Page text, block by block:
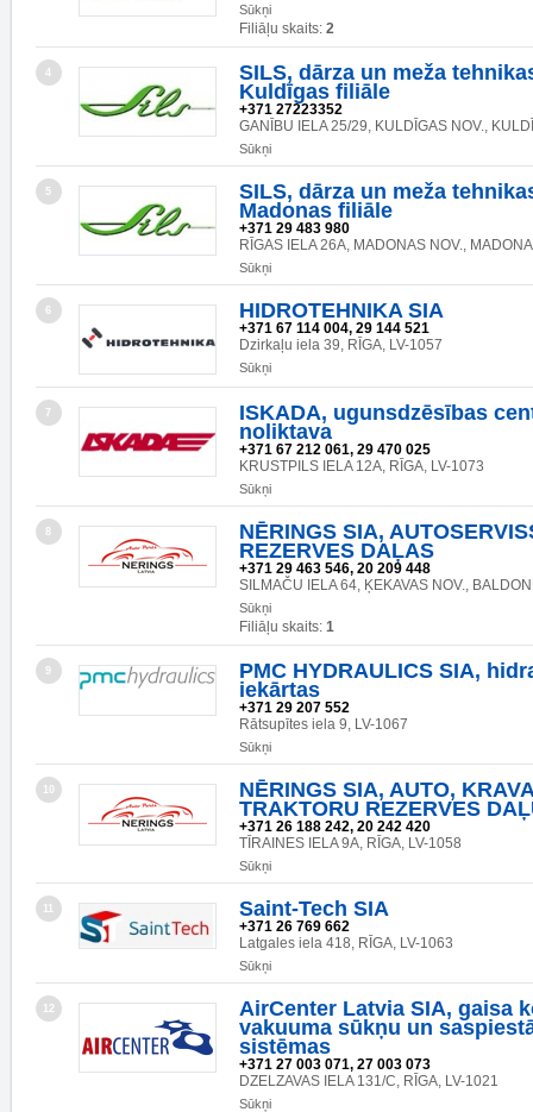
Sūkņi
Filiāļu skaits: 2
4
SILS, dārza un meža
Kuldīgas filiāle
+371 27223352
GANĪBU IELA 25/29, KULDĪGAS NOV.,
Sūkņi
5
SILS, dārza un meža
Madonas filiāle
+371 29 483 980
RĪGAS IELA 26A, MADONAS NOV.,
Sūkņi
6 HIDROTEHNIKA SIA
+371 67 114 004, 29 144 521
Dzirkaļu iela 39, RĪGA, LV-1057
Sūkņi
7
ISKADA, ugunsdzēsības
noliktava
+371 67 212 061, 29 470 025
KRUSTPILS IELA 12A, RĪGA, LV-1073
Sūkņi
8
NĒRINGS SIA,
REZERVES DAĻAS
+371 29 463 546, 20 209 448
SILMAČU IELA 64, ĶEKAVAS NOV.,
Sūkņi
Filiāļu skaits: 1
9
PMC HYDRAULICS SIA,
iekārtas
+371 29 207 552
Rātsupītes iela 9, LV-1067
Sūkņi
10
NĒRINGS SIA, AUTO,
TRAKTORU REZERVES
+371 26 188 242, 20 242 420
TĪRAINES IELA 9A, RĪGA, LV-1058
Sūkņi
11 Saint-Tech SIA
+371 26 769 662
Latgales iela 418, RĪGA, LV-1063
Sūkņi
12
AirCenter Latvia SIA, gaisa
vakuuma sūkņu un
sistēmas
+371 27 003 071, 27 003 073
DZELZAVAS IELA 131/C, RĪGA, LV-1021
Sūkņi